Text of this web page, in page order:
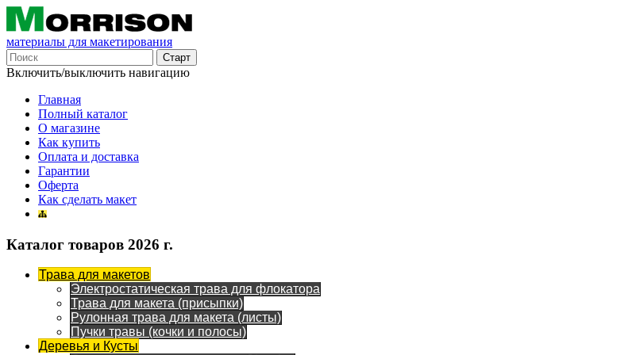
материалы для макетирования
Включить/выключить навигацию
Главная
Полный каталог
О магазине
Как купить
Оплата и доставка
Гарантии
Оферта
Как сделать макет
Каталог товаров 2026 г.
Трава для макетов
Электростатическая трава для флокатора
Трава для макета (присыпки)
Рулонная трава для макета (листы)
Пучки травы (кочки и полосы)
Деревья и Кусты